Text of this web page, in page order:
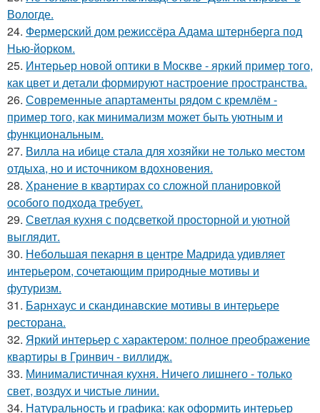
Вологде.
24. Фермерский дом режиссёра Адама штернберга под
Нью-йорком.
25. Интерьер новой оптики в Москве - яркий пример того,
как цвет и детали формируют настроение пространства.
26. Современные апартаменты рядом с кремлём -
пример того, как минимализм может быть уютным и
функциональным.
27. Вилла на ибице стала для хозяйки не только местом
отдыха, но и источником вдохновения.
28. Хранение в квартирах со сложной планировкой
особого подхода требует.
29. Светлая кухня с подсветкой просторной и уютной
выглядит.
30. Небольшая пекарня в центре Мадрида удивляет
интерьером, сочетающим природные мотивы и
футуризм.
31. Барнхаус и скандинавские мотивы в интерьере
ресторана.
32. Яркий интерьер с характером: полное преображение
квартиры в Гринвич - виллидж.
33. Минималистичная кухня. Ничего лишнего - только
свет, воздух и чистые линии.
34. Натуральность и графика: как оформить интерьер